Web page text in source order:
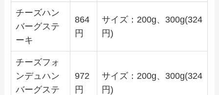
チーズハン
バーグステ
ーキ
864
円
サイズ：200g、300g(324
円)
チーズフォ
ンデュハン
バーグステ
972
円
サイズ：200g、300g(324
円)